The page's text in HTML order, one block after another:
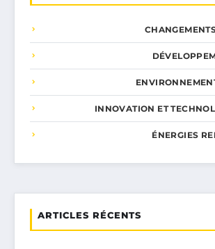
INNOVATION ET
ÉNERGIES
ARTICLES RÉCENTS